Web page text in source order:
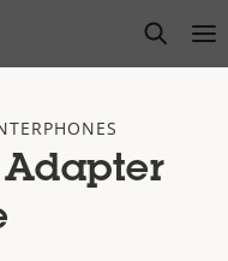
open
Adapter